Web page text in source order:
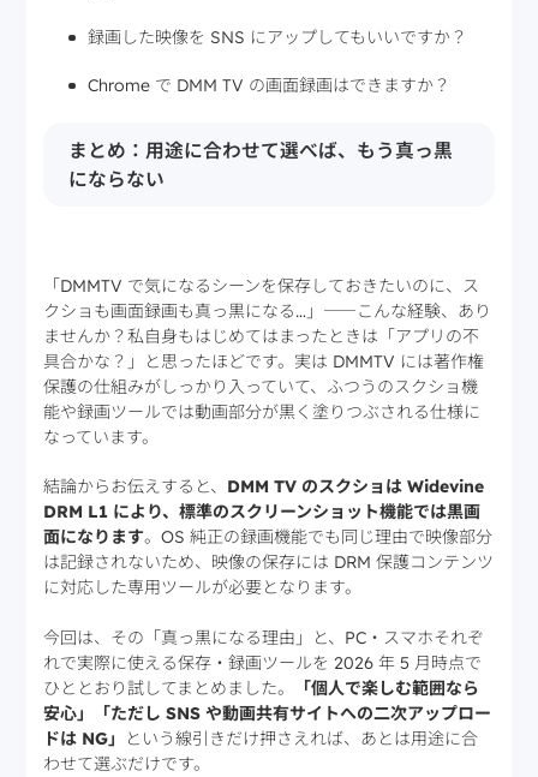
録画した映像を SNS にアップしてもいいですか？
Chrome で DMM TV の画面録画はできますか？
まとめ：用途に合わせて選べば、もう真っ黒
にならない
「DMMTV で気になるシーンを保存しておきたいのに、ス
クショも画面録画も真っ黒になる…」――こんな経験、あり
ませんか？私自身もはじめてはまったときは「アプリの不
具合かな？」と思ったほどです。実は DMMTV には著作権
保護の仕組みがしっかり入っていて、ふつうのスクショ機
能や録画ツールでは動画部分が黒く塗りつぶされる仕様に
なっています。
結論からお伝えすると、 DMM TV のスクショは Widevine
DRM L1 により、標準のスクリーンショット機能では黒画
面になります。OS 純正の録画機能でも同じ理由で映像部分
は記録されないため、映像の保存には DRM 保護コンテンツ
に対応した専用ツールが必要となります。
今回は、その「真っ黒になる理由」と、PC・スマホそれぞ
れで実際に使える保存・録画ツールを 2026 年 5 月時点で
ひととおり試してまとめました。
「個人で楽しむ範囲なら
安心」「ただし SNS や動画共有サイトへの二次アップロー
ドは NG」
という線引きだけ押さえれば、あとは用途に合
わせて選ぶだけです。